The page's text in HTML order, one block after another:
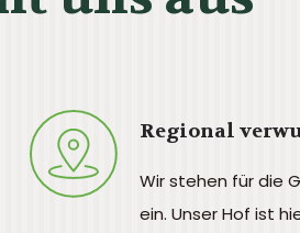
Regional
Wir stehen für die
ein. Unser Hof ist